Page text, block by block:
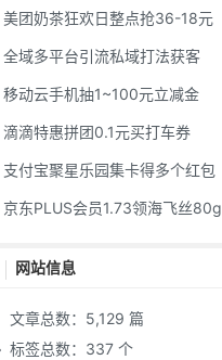
美团奶茶狂欢日整点抢36-18元
全域多平台引流私域打法获客
移动云手机抽1~100元立减金
滴滴特惠拼团0.1元买打车券
支付宝聚星乐园集卡得多个红包
京东PLUS会员1.73领海飞丝80g
网站信息
文章总数：5,129 篇
标签总数：337 个